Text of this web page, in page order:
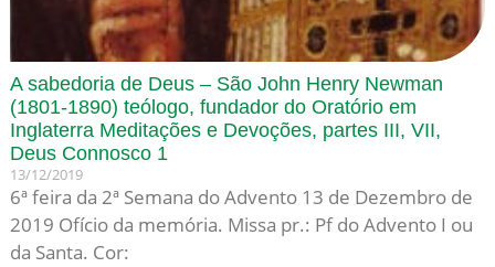
A sabedoria de Deus – São John Henry Newman
(1801-1890) teólogo, fundador do Oratório em
Inglaterra Meditações e Devoções, partes III, VII,
Deus Connosco 1
13/12/2019
6ª feira da 2ª Semana do Advento 13 de Dezembro de
2019 Ofício da memória. Missa pr.: Pf do Advento I ou
da Santa. Cor: